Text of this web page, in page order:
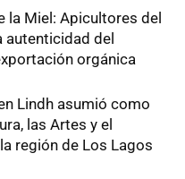
la Miel: Apicultores del
autenticidad del
orgánica
Lindh asumió como
las Artes y el
región de Los Lagos